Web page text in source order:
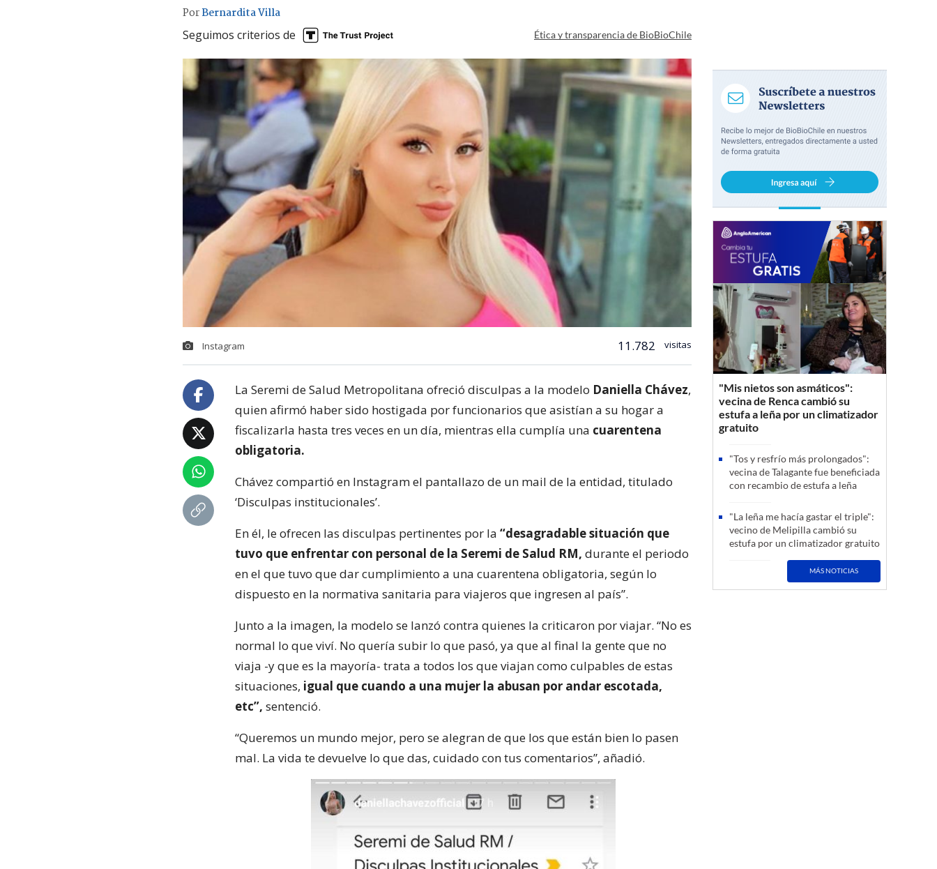
PorBernardita Villa
Seguimos criterios de Ética y transparencia de BioBioChile
Instagram 11.782 visitas
La Seremi de Salud Metropolitana ofreció disculpas a la modelo Daniella Chávez,
quien afirmó haber sido hostigada por funcionarios que asistían a su hogar a
fiscalizarla hasta tres veces en un día, mientras ella cumplía una cuarentena
obligatoria.
Chávez compartió en Instagram el pantallazo de un mail de la entidad, titulado
‘Disculpas institucionales’.
En él, le ofrecen las disculpas pertinentes por la “desagradable situación que
tuvo que enfrentar con personal de la Seremi de Salud RM, durante el periodo
en el que tuvo que dar cumplimiento a una cuarentena obligatoria, según lo
dispuesto en la normativa sanitaria para viajeros que ingresen al país”.
Junto a la imagen, la modelo se lanzó contra quienes la criticaron por viajar. “No es
normal lo que viví. No quería subir lo que pasó, ya que al final la gente que no
viaja -y que es la mayoría- trata a todos los que viajan como culpables de estas
situaciones, igual que cuando a una mujer la abusan por andar escotada,
etc”, sentenció.
“Queremos un mundo mejor, pero se alegran de que los que están bien lo pasen
mal. La vida te devuelve lo que das, cuidado con tus comentarios”, añadió.
"Mis nietos son asmáticos":
vecina de Renca cambió su
estufa a leña por un climatizador
gratuito
"Tos y resfrío más prolongados":
vecina de Talagante fue beneficiada
con recambio de estufa a leña
"La leña me hacía gastar el triple":
vecino de Melipilla cambió su
estufa por un climatizador gratuito
MÁS NOTICIAS